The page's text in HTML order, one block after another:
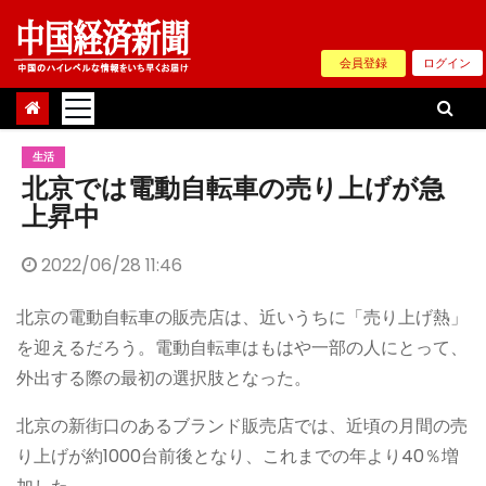
Skip
content
会員登録 ログイン
生活
北京では電動自転車の売り上げが急
上昇中
2022/06/28 11:46
北京の電動自転車の販売店は、近いうちに「売り上げ熱」
を迎えるだろう。電動自転車はもはや一部の人にとって、
外出する際の最初の選択肢となった。
北京の新街口のあるブランド販売店では、近頃の月間の売
り上げが約1000台前後となり、これまでの年より40％増